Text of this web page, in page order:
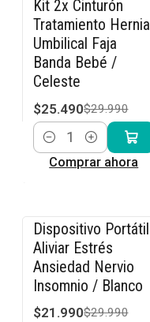
-15% OFF
Kit 2x Cinturón
Tratamiento Hernia
Umbilical Faja
Banda Bebé /
Celeste
$25.490$29.990
Cantidad
Comprar ahora
-27% OFF
Dispositivo Portátil
Aliviar Estrés
Ansiedad Nervio
Insomnio / Blanco
$21.990$29.990